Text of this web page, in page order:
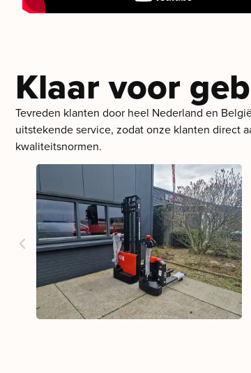
Klaar voor
Tevreden klanten door heel Nederland en
uitstekende service, zodat onze klanten direct
kwaliteitsnormen.